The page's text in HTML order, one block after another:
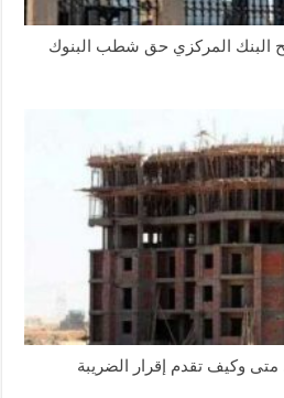
9 حالات تمنح البنك المركزي حق شطب البنوك
متى وكيف تقدم إقرار الضريبة